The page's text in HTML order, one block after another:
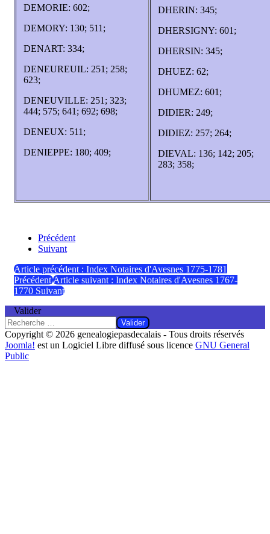
DEMORIE: 602;
DEMORY: 130; 511;
DENART: 334;
DENEUREUIL: 251; 258;
623;
DENEUVILLE: 251; 323;
444; 575; 641; 692; 698;
DENEUX: 511;
DENIEPPE: 180; 409;
DHERIN: 345;
DHERSIGNY: 601;
DHERSIN: 345;
DHUEZ: 62;
DHUMEZ: 601;
DIDIER: 249;
DIDIEZ: 257; 264;
DIEVAL: 136; 142; 205;
283; 358;
Précédent
Suivant
Article précédent : Index Notaires d'Avesnes 1775-1781
PrécédentArticle suivant : Index Notaires d'Avesnes 1767-
1770 Suivant
Valider
Valider
Copyright © 2026 genealogiepasdecalais - Tous droits réservés
Joomla! est un Logiciel Libre diffusé sous licence GNU General
Public